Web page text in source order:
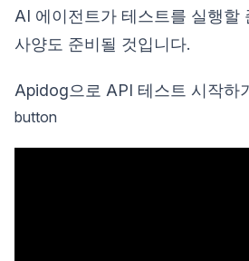
AI 에이전트가 테스트를 실행할
사양도 준비될 것입니다.
Apidog으로 API 테스트 시작하
button